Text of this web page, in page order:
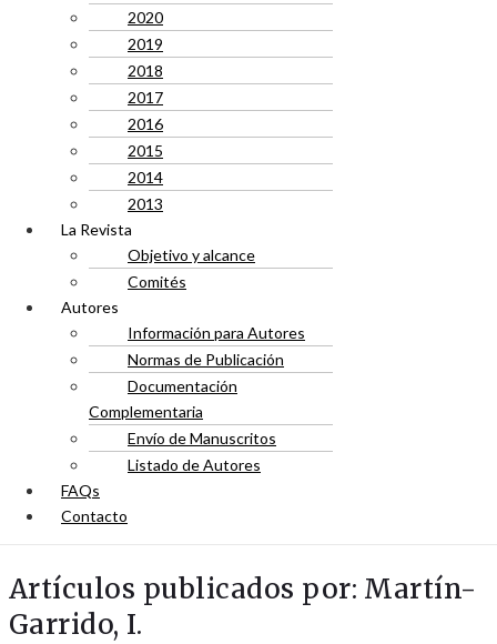
2020
2019
2018
2017
2016
2015
2014
2013
La Revista
Objetivo y alcance
Comités
Autores
Información para Autores
Normas de Publicación
Documentación
Complementaria
Envío de Manuscritos
Listado de Autores
FAQs
Contacto
Artículos publicados por: Martín-
Garrido, I.